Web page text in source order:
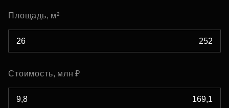
Площадь, м²
Стоимость, млн ₽